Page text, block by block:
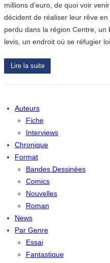
millions d’euro, de quoi voir
décident de réaliser leur rêve
perdu dans la région Centre, un
levis, un endroit où se réfugier
Lire la suite
Auteurs
Fiche
Interviews
Chronique
Format
Bandes Dessinées
Comics
Nouvelles
Roman
News
Par Genre
Essai
Fantastique